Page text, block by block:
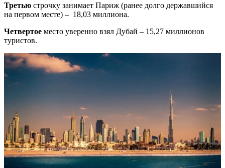
Третью строчку занимает Париж (ранее долго державшийся
на первом месте) – 18,03 миллиона.
Четвертое место уверенно взял Дубай – 15,27 миллионов
туристов.